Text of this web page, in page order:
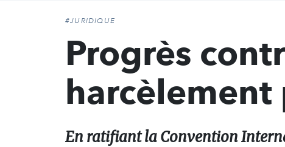
#JURIDIQUE
Progrès
harcèlement
En ratifiant la Convention